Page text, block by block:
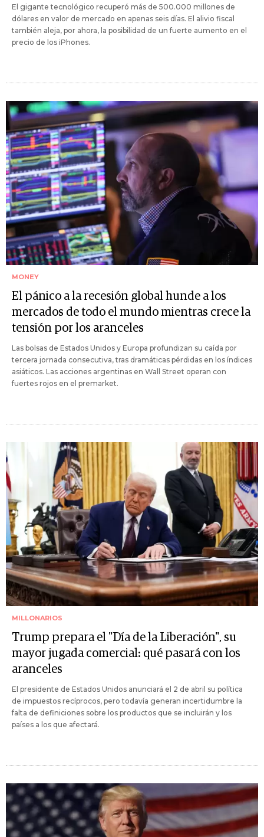
El gigante tecnológico recuperó más de 500.000 millones de
dólares en valor de mercado en apenas seis días. El alivio fiscal
también aleja, por ahora, la posibilidad de un fuerte aumento en el
precio de los iPhones.
MONEY
El pánico a la recesión global hunde a los
mercados de todo el mundo mientras crece la
tensión por los aranceles
Las bolsas de Estados Unidos y Europa profundizan su caída por
tercera jornada consecutiva, tras dramáticas pérdidas en los índices
asiáticos. Las acciones argentinas en Wall Street operan con
fuertes rojos en el premarket.
MILLONARIOS
Trump prepara el "Día de la Liberación", su
mayor jugada comercial: qué pasará con los
aranceles
El presidente de Estados Unidos anunciará el 2 de abril su política
de impuestos recíprocos, pero todavía generan incertidumbre la
falta de definiciones sobre los productos que se incluirán y los
países a los que afectará.